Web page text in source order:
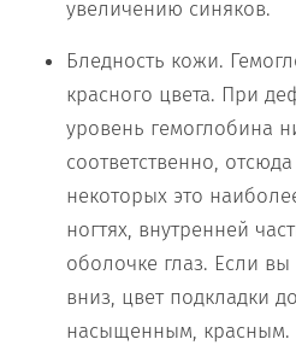
увеличению синяков.
Бледность кожи.
красного цвета. При
уровень гемоглобина
соответственно,
некоторых это
ногтях, внутренней
оболочке глаз. Если
вниз, цвет подкладки
насыщенным, красным.